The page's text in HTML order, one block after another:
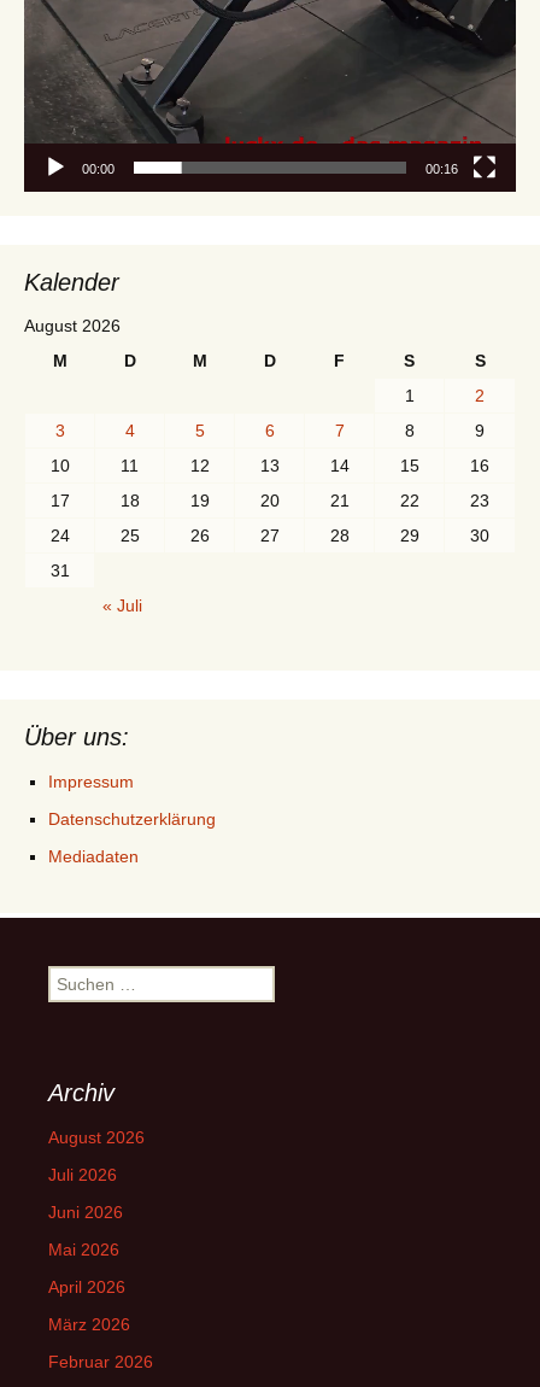
00:00 00:16
Kalender
August 2026
M
D M D F S
S
1
2
3
4 5 6 7 8
9
10
11 12 13 14 15
16
17
18 19 20 21 22
23
24
25 26 27 28 29
30
31
« Juli
Über uns:
Impressum
Datenschutzerklärung
Mediadaten
Suchen
nach:
Archiv
August 2026
Juli 2026
Juni 2026
Mai 2026
April 2026
März 2026
Februar 2026